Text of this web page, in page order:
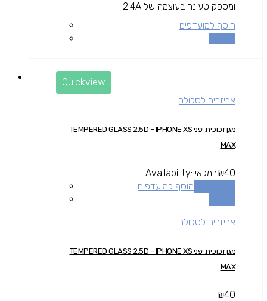
ומספק טעינה בעוצמה של 2.4A.
הוסף למועדפים
Quickview
אביזרים לסלולר
מגן זכוכית יפני TEMPERED GLASS 2.5D – IPHONE XS
MAX
₪40
Availability: במלאי
הוסף למועדפים
אביזרים לסלולר
מגן זכוכית יפני TEMPERED GLASS 2.5D – IPHONE XS
MAX
₪40